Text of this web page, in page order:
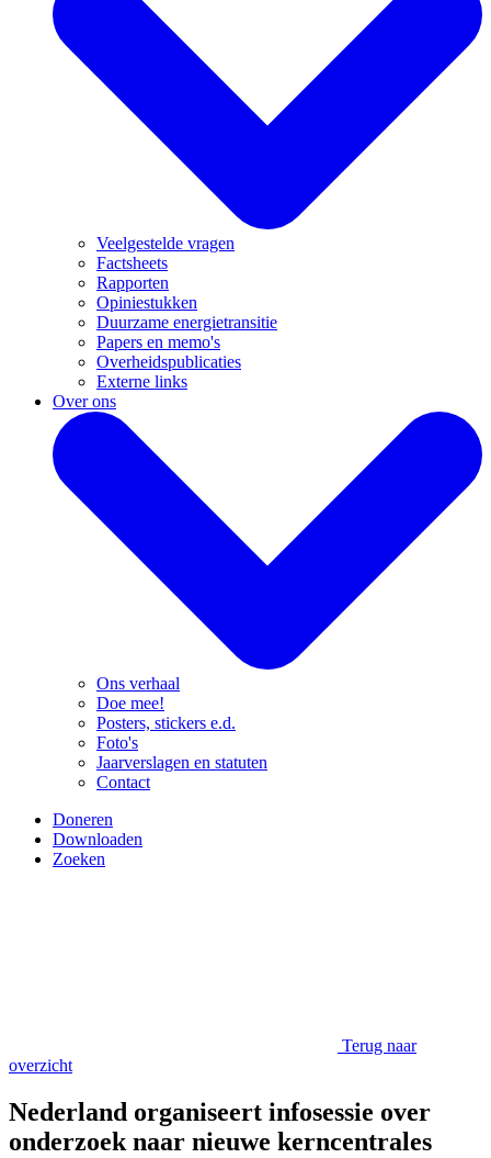
Veelgestelde vragen
Factsheets
Rapporten
Opiniestukken
Duurzame energietransitie
Papers en memo's
Overheidspublicaties
Externe links
Over ons
Ons verhaal
Doe mee!
Posters, stickers e.d.
Foto's
Jaarverslagen en statuten
Contact
Doneren
Downloaden
Zoeken
Terug naar
overzicht
Nederland organiseert infosessie over
onderzoek naar nieuwe kerncentrales